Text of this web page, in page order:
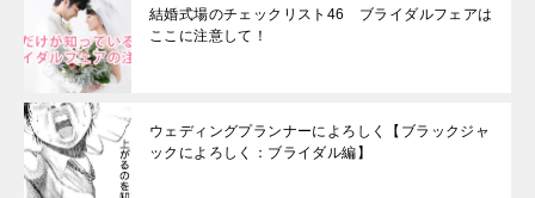
結婚式場のチェックリスト46 ブライダルフェアは
ここに注意して！
ウェディングプランナーによろしく【ブラックジャ
ックによろしく：ブライダル編】